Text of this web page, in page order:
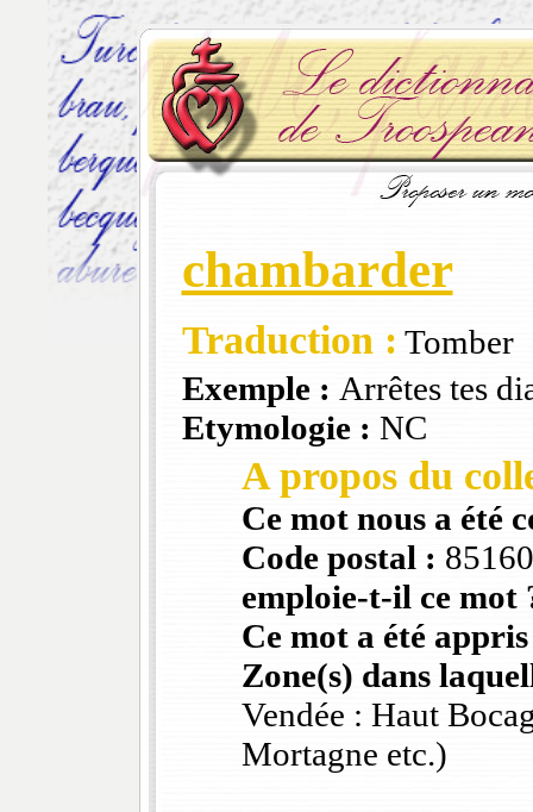
chambarder
Traduction : Tomber
Exemple : Arrêtes tes
Etymologie : NC
A propos du
Ce mot nous a été
Code postal :
emploie-t-il ce mot
Ce mot a été
Zone(s) dans
Vendée : Haut
Mortagne etc.)